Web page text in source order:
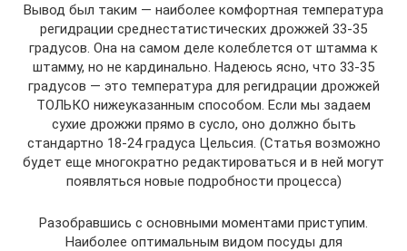
Вывод был таким — наиболее комфортная температура
регидрации среднестатистических дрожжей 33-35
градусов. Она на самом деле колеблется от штамма к
штамму, но не кардинально. Надеюсь ясно, что 33-35
градусов — это температура для регидрации дрожжей
ТОЛЬКО нижеуказанным способом. Если мы задаем
сухие дрожжи прямо в сусло, оно должно быть
стандартно 18-24 градуса Цельсия. (Статья возможно
будет еще многократно редактироваться и в ней могут
появляться новые подробности процесса)
Разобравшись с основными моментами приступим.
Наиболее оптимальным видом посуды для